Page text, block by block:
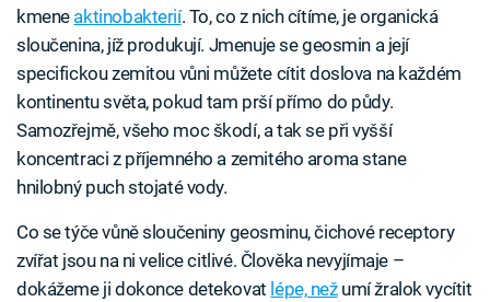
kmene aktinobakterií. To, co z nich cítíme, je organická
sloučenina, jíž produkují. Jmenuje se geosmin a její
specifickou zemitou vůni můžete cítit doslova na každém
kontinentu světa, pokud tam prší přímo do půdy.
Samozřejmě, všeho moc škodí, a tak se při vyšší
koncentraci z příjemného a zemitého aroma stane
hnilobný puch stojaté vody.
Co se týče vůně sloučeniny geosminu, čichové receptory
zvířat jsou na ni velice citlivé. Člověka nevyjímaje –
dokážeme ji dokonce detekovat lépe, nežumí žralok vycítit